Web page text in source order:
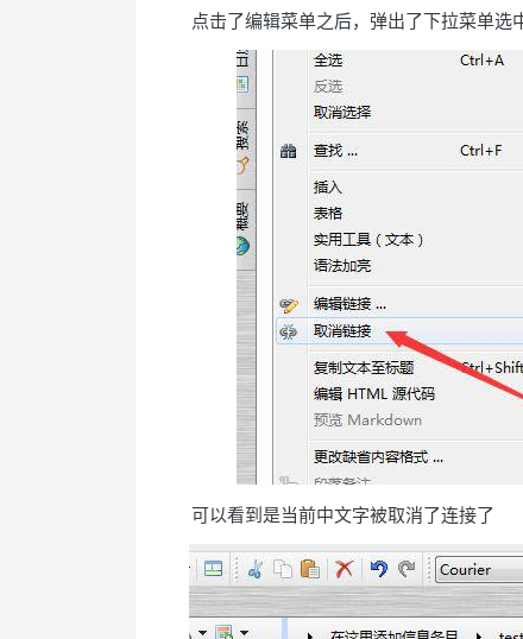
点击了编辑菜单之后，弹出了下拉菜单选
可以看到是当前中文字被取消了连接了